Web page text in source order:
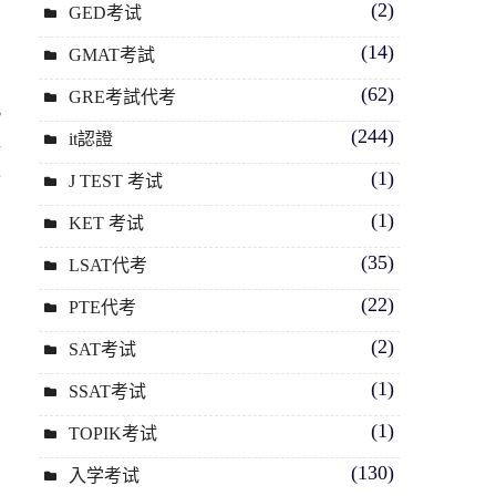
GED考试 (2)
GMAT考試 (14)
GRE考試代考 (62)
it認證 (244)
J TEST 考试 (1)
KET 考试 (1)
LSAT代考 (35)
PTE代考 (22)
SAT考试 (2)
SSAT考试 (1)
TOPIK考试 (1)
入学考试 (130)